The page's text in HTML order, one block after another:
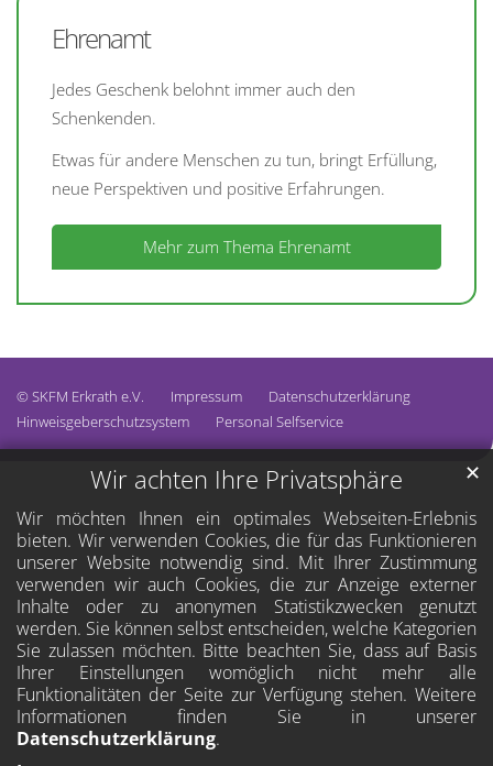
Wir achten Ihre Privatsphäre
Wir möchten Ihnen ein optimales Webseiten-Erlebnis
bieten. Wir verwenden Cookies, die für das Funktionieren
unserer Website notwendig sind. Mit Ihrer Zustimmung
verwenden wir auch Cookies, die zur Anzeige externer
Inhalte oder zu anonymen Statistikzwecken genutzt
werden. Sie können selbst entscheiden, welche Kategorien
Sie zulassen möchten. Bitte beachten Sie, dass auf Basis
Ihrer Einstellungen womöglich nicht mehr alle
Funktionalitäten der Seite zur Verfügung stehen. Weitere
Informationen finden Sie in unserer
Datenschutzerklärung.
✕
Ehrenamt
Jedes Geschenk belohnt immer auch den
Schenkenden.
Etwas für andere Menschen zu tun, bringt Erfüllung,
neue Perspektiven und positive Erfahrungen.
Mehr zum Thema Ehrenamt
© SKFM Erkrath e.V. Impressum
Datenschutzerklärung
Hinweisgeberschutzsystem
Personal Selfservice